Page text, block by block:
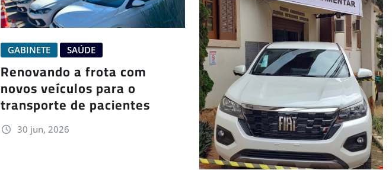
GABINETE SAÚDE
Renovando a frota com
novos veículos para o
transporte de pacientes
30 jun, 2026